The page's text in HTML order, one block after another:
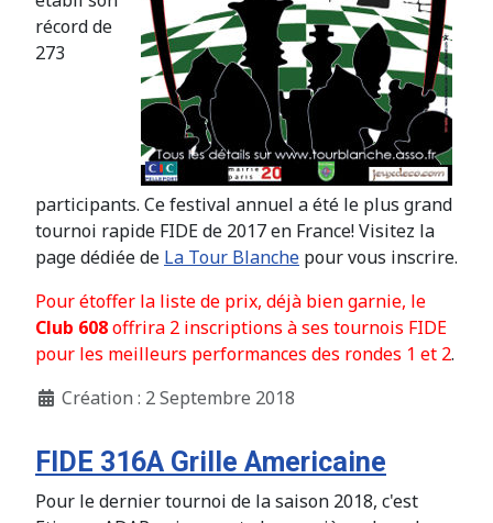
récord de
273
participants. Ce festival annuel a été le plus grand
tournoi rapide FIDE de 2017 en France! Visitez la
page dédiée de La Tour Blanche pour vous inscrire.
Pour étoffer la liste de prix, déjà bien garnie, le
Club 608offrira 2 inscriptions à ses tournois FIDE
pour les meilleurs performances des rondes 1 et 2.
Création : 2 Septembre 2018
FIDE 316A Grille Americaine
Pour le dernier tournoi de la saison 2018, c'est